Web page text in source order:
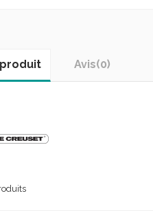
Avis(0)